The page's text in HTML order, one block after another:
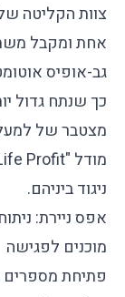
צוות הקליטה
אחת ומקבל
כך שנתח גדול
ניגוד ביניהם.
אפס ניירת:
מוכנים לפגישה
פתיחת